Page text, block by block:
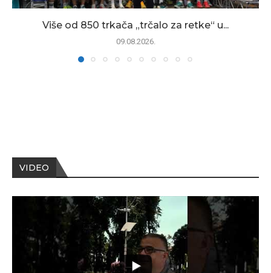
Više od 850 trkača „trčalo za retke“ u...
09.08.2026.
VIDEO